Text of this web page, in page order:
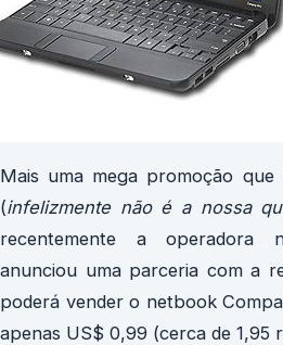
Mais uma mega promoção
(infelizmente não é a nossa
recentemente a operadora
anunciou uma parceria com a
poderá vender o netbook
apenas US$ 0,99 (cerca de 1,95